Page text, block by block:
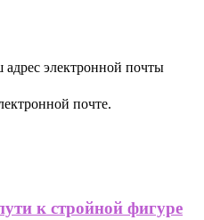
электронной почты
почте.
к стройной фигуре